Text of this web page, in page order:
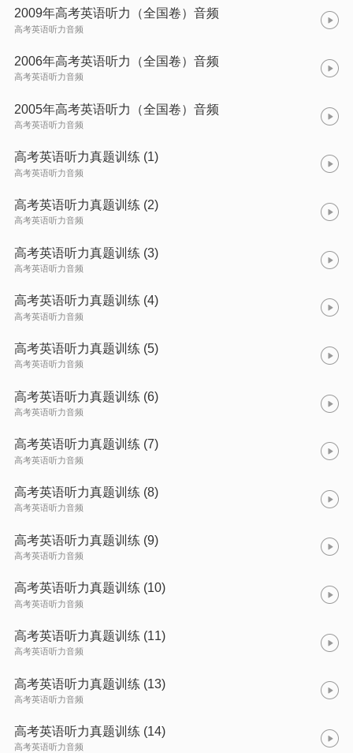
2009年高考英语听力（全国卷）音频
高考英语听力音频
2006年高考英语听力（全国卷）音频
高考英语听力音频
2005年高考英语听力（全国卷）音频
高考英语听力音频
高考英语听力真题训练 (1)
高考英语听力音频
高考英语听力真题训练 (2)
高考英语听力音频
高考英语听力真题训练 (3)
高考英语听力音频
高考英语听力真题训练 (4)
高考英语听力音频
高考英语听力真题训练 (5)
高考英语听力音频
高考英语听力真题训练 (6)
高考英语听力音频
高考英语听力真题训练 (7)
高考英语听力音频
高考英语听力真题训练 (8)
高考英语听力音频
高考英语听力真题训练 (9)
高考英语听力音频
高考英语听力真题训练 (10)
高考英语听力音频
高考英语听力真题训练 (11)
高考英语听力音频
高考英语听力真题训练 (13)
高考英语听力音频
高考英语听力真题训练 (14)
高考英语听力音频